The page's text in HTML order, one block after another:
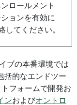
ロールメント
ョンを有効に
してください。
ブの本番環境では
括的なエンドツー
フォームで開発お
ンおよびオントロ